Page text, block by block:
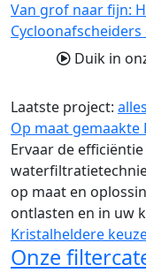
Van grof naar fijn:
Duik in
Laatste project:
Op maat gemaakte
Ervaar de
op maat en
ontlasten en in uw
Kristalheldere
Onze